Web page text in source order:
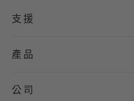
支援
產品
公司